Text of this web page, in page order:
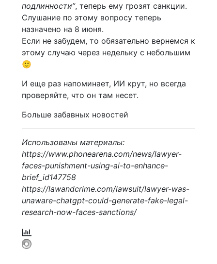
подлинности”, теперь ему грозят санкции.
Слушание по этому вопросу теперь
назначено на 8 июня.
Если не забудем, то обязательно вернемся к
этому случаю через недельку с небольшим
🙂
И еще раз напоминает, ИИ крут, но всегда
проверяйте, что он там несет.
Больше забавных новостей
Использованы материалы:
https://www.phonearena.com/news/lawyer-
faces-punishment-using-ai-to-enhance-
brief_id147758
https://lawandcrime.com/lawsuit/lawyer-was-
unaware-chatgpt-could-generate-fake-legal-
research-now-faces-sanctions/